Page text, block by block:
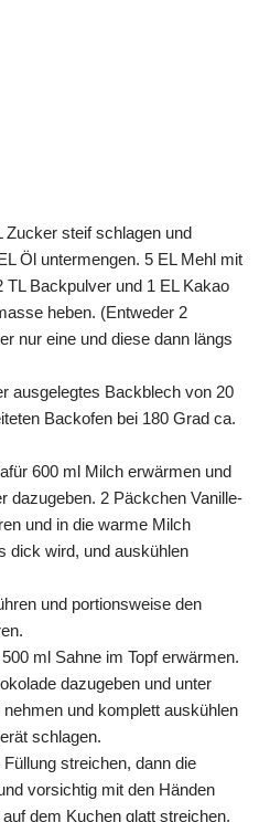
Zucker steif schlagen und
Öl untermengen. 5 EL Mehl mit
TL Backpulver und 1 EL Kakao
heben. (Entweder 2
nur eine und diese dann längs
ausgelegtes Backblech von 20
Backofen bei 180 Grad ca.
600 ml Milch erwärmen und
dazugeben. 2 Päckchen Vanille-
und in die warme Milch
dick wird, und auskühlen
und portionsweise den
ml Sahne im Topf erwärmen.
dazugeben und unter
und komplett auskühlen
schlagen.
streichen, dann die
vorsichtig mit den Händen
dem Kuchen glatt streichen.